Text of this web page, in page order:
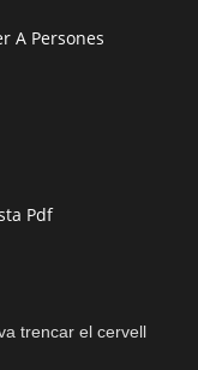
A Persones
Pdf
trencar el cervell